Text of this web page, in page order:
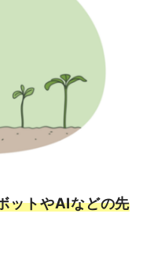
ットやAIなどの先